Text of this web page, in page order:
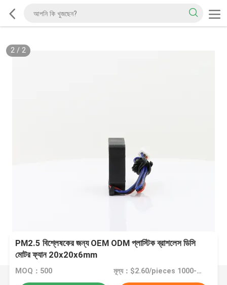
2/ 2
PM2.5 বিশ্লেষকের জন্য OEM ODM প্লাস্টিক ব্রাশলেস ডিসি
মোটর ফ্যান 20x20x6mm
MOQ：500 মূল্য：$2.60/pieces 1000-1999 pieces